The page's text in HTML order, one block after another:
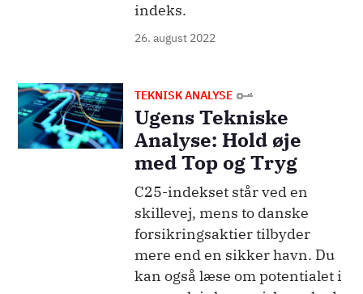
indeks.
26. august 2022
Billede TEKNISK ANALYSE
Ugens Tekniske
Analyse: Hold øje
med Top og Tryg
C25-indekset står ved en
skillevej, mens to danske
forsikringsaktier tilbyder
mere end en sikker havn. Du
kan også læse om potentialet i